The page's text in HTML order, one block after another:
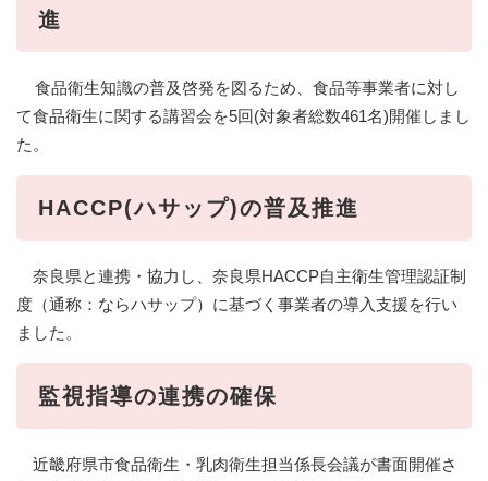
進
食品衛生知識の普及啓発を図るため、食品等事業者に対し
て食品衛生に関する講習会を5回(対象者総数461名)開催しまし
た。
HACCP(ハサップ)の普及推進
奈良県と連携・協力し、奈良県HACCP自主衛生管理認証制
度（通称：ならハサップ）に基づく事業者の導入支援を行い
ました。
監視指導の連携の確保
近畿府県市食品衛生・乳肉衛生担当係長会議が書面開催さ